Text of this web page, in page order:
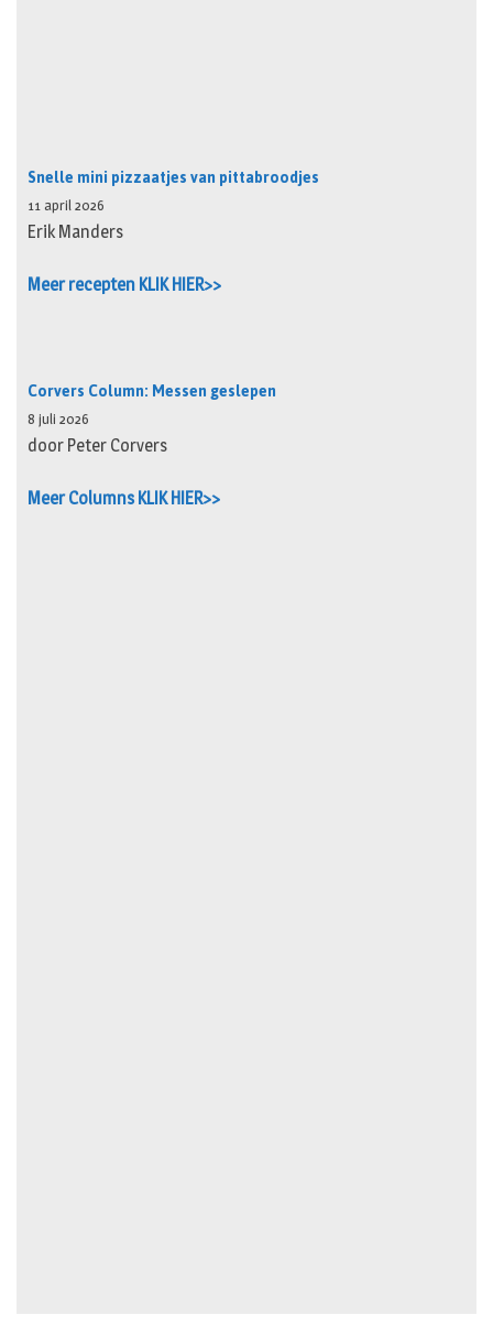
Snelle mini pizzaatjes van pittabroodjes
11 april 2026
Erik Manders
Meer recepten KLIK HIER>>
Corvers Column: Messen geslepen
8 juli 2026
door Peter Corvers
Meer Columns KLIK HIER>>